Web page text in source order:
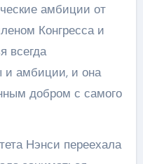
амбиции от
Конгресса и
всегда
и амбиции, и она
добром с самого
Нэнси переехала